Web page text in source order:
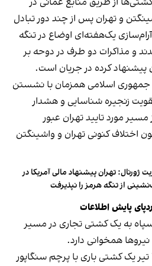
و تهران پس از چند دور تبادل
تیر بر سر آرام‌سازی یک‌هفته‌ای اوضاع در تنگه
و مذاکرات دو طرف در دوحه بر
کرده در جریان است.
جمهوری اسلامی همزمان با نشستن
زنجیره شناسایی و هشدار
مسیر مورد تایید تهران عبور
اختلاف کنونی تهران و واشینگتن
ژورنال: تهران پیشنهاد مالی آمریکا در
از تنگه هرمز را نپذیرفت
پایش اطلاعات
به یک کشتی تجاری در مسیر
نیروها همخوانی دارد.
نیروهای سپاه پنجشنبه ۴ تیر یک کشتی باری با پرچم سنگاپور